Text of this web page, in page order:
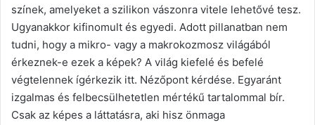
színek, amelyeket a szilikon vászonra vitele lehetővé tesz.
Ugyanakkor kifinomult és egyedi. Adott pillanatban nem
tudni, hogy a mikro- vagy a makrokozmosz világából
érkeznek-e ezek a képek? A világ kiefelé és befelé
végtelennek ígérkezik itt. Nézőpont kérdése. Egyaránt
izgalmas és felbecsülhetetlen mértékű tartalommal bír.
Csak az képes a láttatásra, aki hisz önmaga